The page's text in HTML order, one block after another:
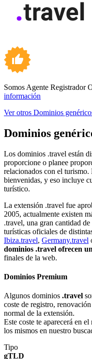
Somos Agente Registrador
información
Ver otros Dominios
Dominios
Los dominios .travel están
proporcione o planee
relacionados con el turismo.
bienvenidas, y eso incluye
turístico.
La extensión .travel fue
2005, actualmente existen
.travel, una gran cantidad
turísticas oficiales de
Ibiza.travel, Germany.travel
dominios .travel ofrecen
finales de la web.
Dominios Premium
Algunos dominios .travel
coste de registro,
normal de la extensión.
Este coste te aparecerá en
los mismos en nuestro
Tipo
gTLD